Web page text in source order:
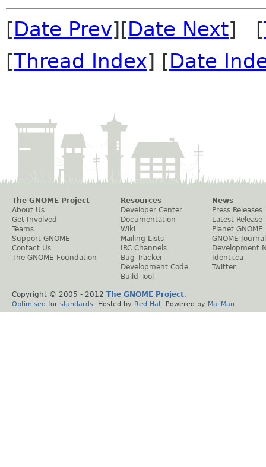
[Date Prev][Date Next] [
[Thread Index] [Date
The GNOME Project
About Us
Get Involved
Teams
Support GNOME
Contact Us
The GNOME Foundation
Resources
Developer Center
Documentation
Wiki
Mailing Lists
IRC Channels
Bug Tracker
Development Code
Build Tool
News
Press Releases
Latest Release
Planet GNOME
GNOME Journal
Development
Identi.ca
Twitter
Copyright © 2005 - 2012 The GNOME Project.
Optimised for standards . Hosted by Red Hat . Powered by MailMan